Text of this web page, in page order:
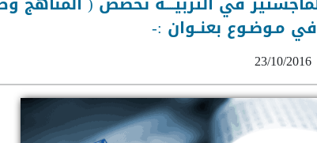
مـوضـوع بعنــوان :-
23/10/2016